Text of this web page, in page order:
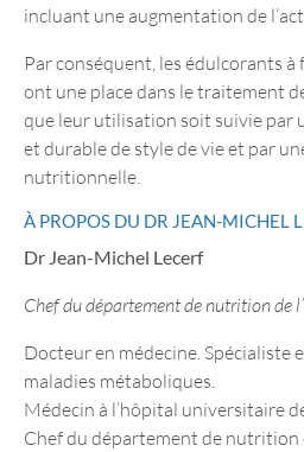
incluant une augmentation de
Par conséquent, les édulcorants
ont une place dans le traitement
que leur utilisation soit suivie par
et durable de style de vie et par
nutritionnelle.
À PROPOS DU DR JEAN-MICHEL
Dr Jean-Michel Lecerf
Chef du département de nutrition de
Docteur en médecine. Spécialiste
maladies métaboliques.
Médecin à l’hôpital universitaire
Chef du département de nutrition